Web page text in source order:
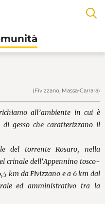
(Fivizzano, Massa-Carrara)
all’ambiente in cui è
gesso che caratterizzano il
del torrente Rosaro, nella
crinale dell'Appennino tosco-
km da Fivizzano e a 6 km dal
ed amministrativo tra la